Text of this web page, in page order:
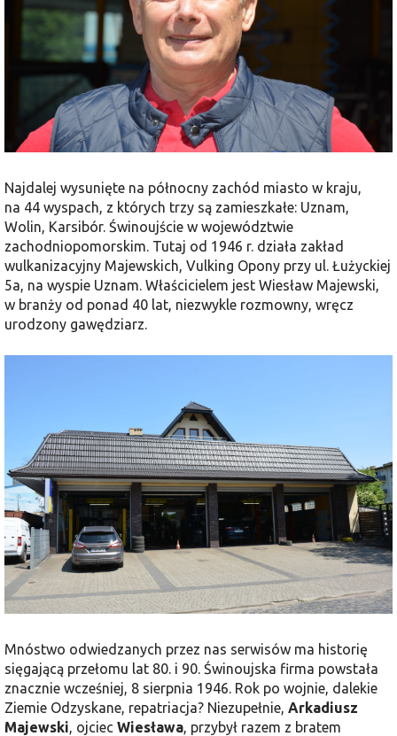
Najdalej wysunięte na północny zachód miasto w kraju,
na 44 wyspach, z których trzy są zamieszkałe: Uznam,
Wolin, Karsibór. Świnoujście w województwie
zachodniopomorskim. Tutaj od 1946 r. działa zakład
wulkanizacyjny Majewskich, Vulking Opony przy ul. Łużyckiej
5a, na wyspie Uznam. Właścicielem jest Wiesław Majewski,
w branży od ponad 40 lat, niezwykle rozmowny, wręcz
urodzony gawędziarz.
Mnóstwo odwiedzanych przez nas serwisów ma historię
sięgającą przełomu lat 80. i 90. Świnoujska firma powstała
znacznie wcześniej, 8 sierpnia 1946. Rok po wojnie, dalekie
Ziemie Odzyskane, repatriacja? Niezupełnie, Arkadiusz
Majewski, ojciec Wiesława, przybył razem z bratem